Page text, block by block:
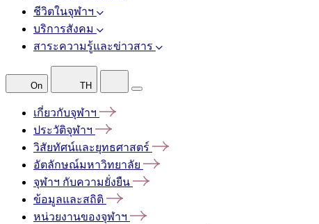
ชีวิตในจุฬาฯ
บริการสังคม
สาระความรู้และข่าวสาร
On TH
เกี่ยวกับจุฬาฯ
ประวัติจุฬาฯ
วิสัยทัศน์และยุทธศาสตร์
อัตลักษณ์มหาวิทยาลัย
จุฬาฯ กับความยั่งยืน
ข้อมูลและสถิติ
หน่วยงานของจุฬาฯ